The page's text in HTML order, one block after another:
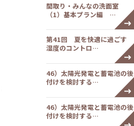
間取り・みんなの洗面室
（1）基本プラン編 …
第41回 夏を快適に過ごす
湿度のコントロ…
46）太陽光発電と蓄電池の後
付けを検討する…
46）太陽光発電と蓄電池の後
付けを検討する…